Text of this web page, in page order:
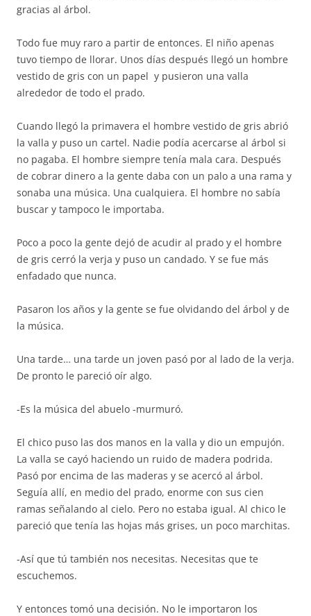
gracias al árbol.
Todo fue muy raro a partir de entonces. El niño apenas
tuvo tiempo de llorar. Unos días después llegó un hombre
vestido de gris con un papel y pusieron una valla
alrededor de todo el prado.
Cuando llegó la primavera el hombre vestido de gris abrió
la valla y puso un cartel. Nadie podía acercarse al árbol si
no pagaba. El hombre siempre tenía mala cara. Después
de cobrar dinero a la gente daba con un palo a una rama y
sonaba una música. Una cualquiera. El hombre no sabía
buscar y tampoco le importaba.
Poco a poco la gente dejó de acudir al prado y el hombre
de gris cerró la verja y puso un candado. Y se fue más
enfadado que nunca.
Pasaron los años y la gente se fue olvidando del árbol y de
la música.
Una tarde… una tarde un joven pasó por al lado de la verja.
De pronto le pareció oír algo.
-Es la música del abuelo -murmuró.
El chico puso las dos manos en la valla y dio un empujón.
La valla se cayó haciendo un ruido de madera podrida.
Pasó por encima de las maderas y se acercó al árbol.
Seguía allí, en medio del prado, enorme con sus cien
ramas señalando al cielo. Pero no estaba igual. Al chico le
pareció que tenía las hojas más grises, un poco marchitas.
-Así que tú también nos necesitas. Necesitas que te
escuchemos.
Y entonces tomó una decisión. No le importaron los